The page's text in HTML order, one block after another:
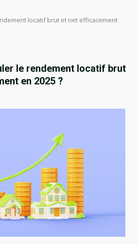
locatif brut et net efficacement
le rendement locatif brut
en 2025 ?